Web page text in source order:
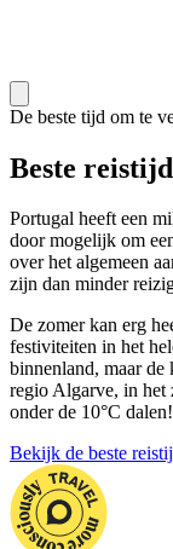
De beste tijd om te
Beste
Portugal heeft een
door mogelijk om
over het algemeen
zijn dan minder
De zomer kan erg
festiviteiten in het
binnenland, maar de
regio Algarve, in het
onder de 10°C dalen!
Bekijk de beste